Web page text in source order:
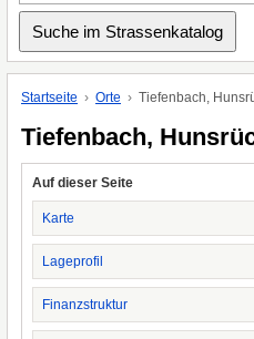
Startseite Orte Tiefenbach,
Tiefenbach,
Auf dieser Seite
Karte
Lageprofil
Finanzstruktur